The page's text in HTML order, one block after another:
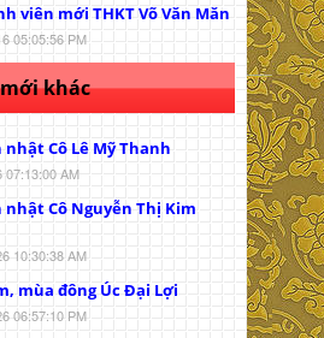
viên mới THKT Võ Văn Măn
05:05:56 PM
khác
Cô Lê Mỹ Thanh
07:13:00 AM
Cô Nguyễn Thị Kim
10:30:38 AM
mùa đông Úc Đại Lợi
06:57:10 PM